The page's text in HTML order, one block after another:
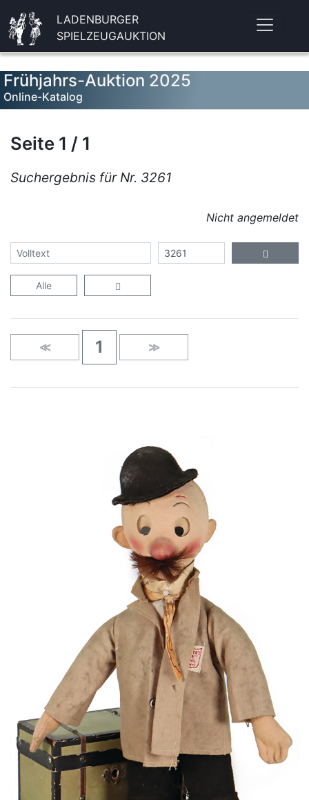
LADENBURGER
SPIELZEUGAUKTION
Frühjahrs-Auktion 2025
Online-Katalog
Seite 1 / 1
Suchergebnis für Nr. 3261
Nicht angemeldet
Alle
≪ 1 ≫